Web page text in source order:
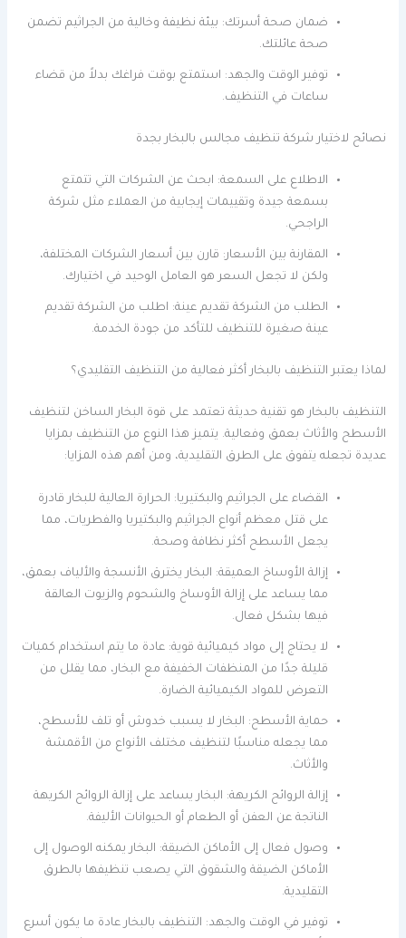
ضمان صحة أسرتك: بيئة نظيفة وخالية من الجراثيم تضمن
صحة عائلتك.
توفير الوقت والجهد: استمتع بوقت فراغك بدلاً من قضاء
ساعات في التنظيف.
نصائح لاختيار شركة تنظيف مجالس بالبخار بجدة
الاطلاع على السمعة: ابحث عن الشركات التي تتمتع
بسمعة جيدة وتقييمات إيجابية من العملاء مثل شركة
الراجحي.
المقارنة بين الأسعار: قارن بين أسعار الشركات المختلفة،
ولكن لا تجعل السعر هو العامل الوحيد في اختيارك.
الطلب من الشركة تقديم عينة: اطلب من الشركة تقديم
عينة صغيرة للتنظيف للتأكد من جودة الخدمة.
لماذا يعتبر التنظيف بالبخار أكثر فعالية من التنظيف التقليدي؟
التنظيف بالبخار هو تقنية حديثة تعتمد على قوة البخار الساخن لتنظيف
الأسطح والأثاث بعمق وفعالية. يتميز هذا النوع من التنظيف بمزايا
عديدة تجعله يتفوق على الطرق التقليدية، ومن أهم هذه المزايا:
القضاء على الجراثيم والبكتيريا: الحرارة العالية للبخار قادرة
على قتل معظم أنواع الجراثيم والبكتيريا والفطريات، مما
يجعل الأسطح أكثر نظافة وصحة.
إزالة الأوساخ العميقة: البخار يخترق الأنسجة والألياف بعمق،
مما يساعد على إزالة الأوساخ والشحوم والزيوت العالقة
فيها بشكل فعال.
لا يحتاج إلى مواد كيميائية قوية: عادة ما يتم استخدام كميات
قليلة جدًا من المنظفات الخفيفة مع البخار، مما يقلل من
التعرض للمواد الكيميائية الضارة.
حماية الأسطح: البخار لا يسبب خدوش أو تلف للأسطح،
مما يجعله مناسبًا لتنظيف مختلف الأنواع من الأقمشة
والأثاث.
إزالة الروائح الكريهة: البخار يساعد على إزالة الروائح الكريهة
الناتجة عن العفن أو الطعام أو الحيوانات الأليفة.
وصول فعال إلى الأماكن الضيقة: البخار يمكنه الوصول إلى
الأماكن الضيقة والشقوق التي يصعب تنظيفها بالطرق
التقليدية.
توفير في الوقت والجهد: التنظيف بالبخار عادة ما يكون أسرع